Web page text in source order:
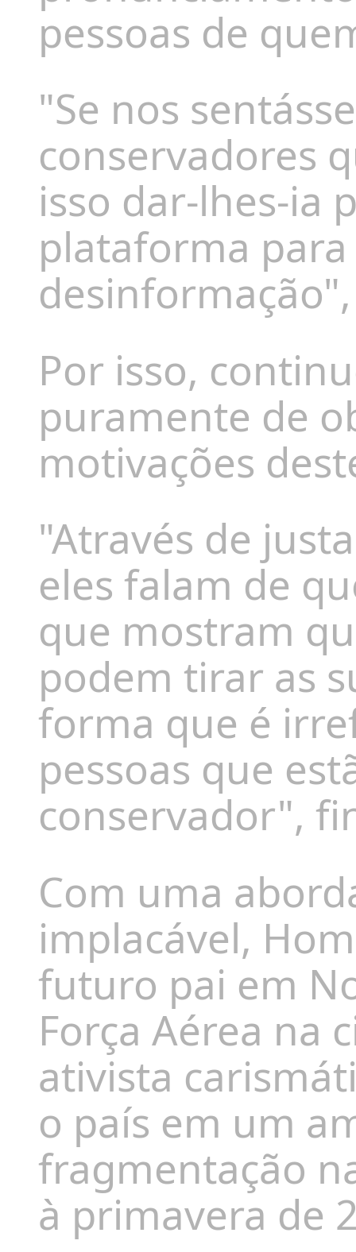
pessoas de
"Se nos
conservadores
isso dar-lhes-ia
plataforma
Por isso,
puramente de
motivações
"Através de
eles falam de
que mostram
podem tirar as
forma que é
pessoas que
conservador",
Com uma
implacável,
futuro pai em
Força Aérea na
ativista
o país em um
fragmentação
à primavera de